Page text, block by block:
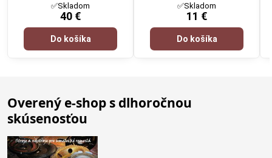
✅Skladom
40 €
Do košíka
✅Skladom
11 €
Do košíka
Overený e-shop s dlhoročnou
skúsenosťou